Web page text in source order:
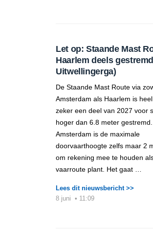
Let op: Staande Mast
Haarlem deels
Uitwellingerga)
De Staande Mast Route via
Amsterdam als Haarlem is
zeker een deel van 2027 voor
hoger dan 6.8 meter
Amsterdam is de maximale
doorvaarthoogte zelfs maar 2
om rekening mee te houden
vaarroute plant. Het gaat …
Lees dit nieuwsbericht >>
8 juni • 11:09